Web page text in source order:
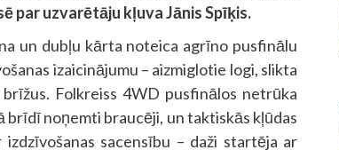
par uzvarētāju kļuva Jānis Spīķis.
un dubļu kārta noteica agrīno pusfinālu
izaicinājumu – aizmiglotie logi, slikta
Folkreiss 4WD pusfinālos netrūka
brīdī noņemti braucēji, un taktiskās kļūdas
sacensību – daži startēja ar